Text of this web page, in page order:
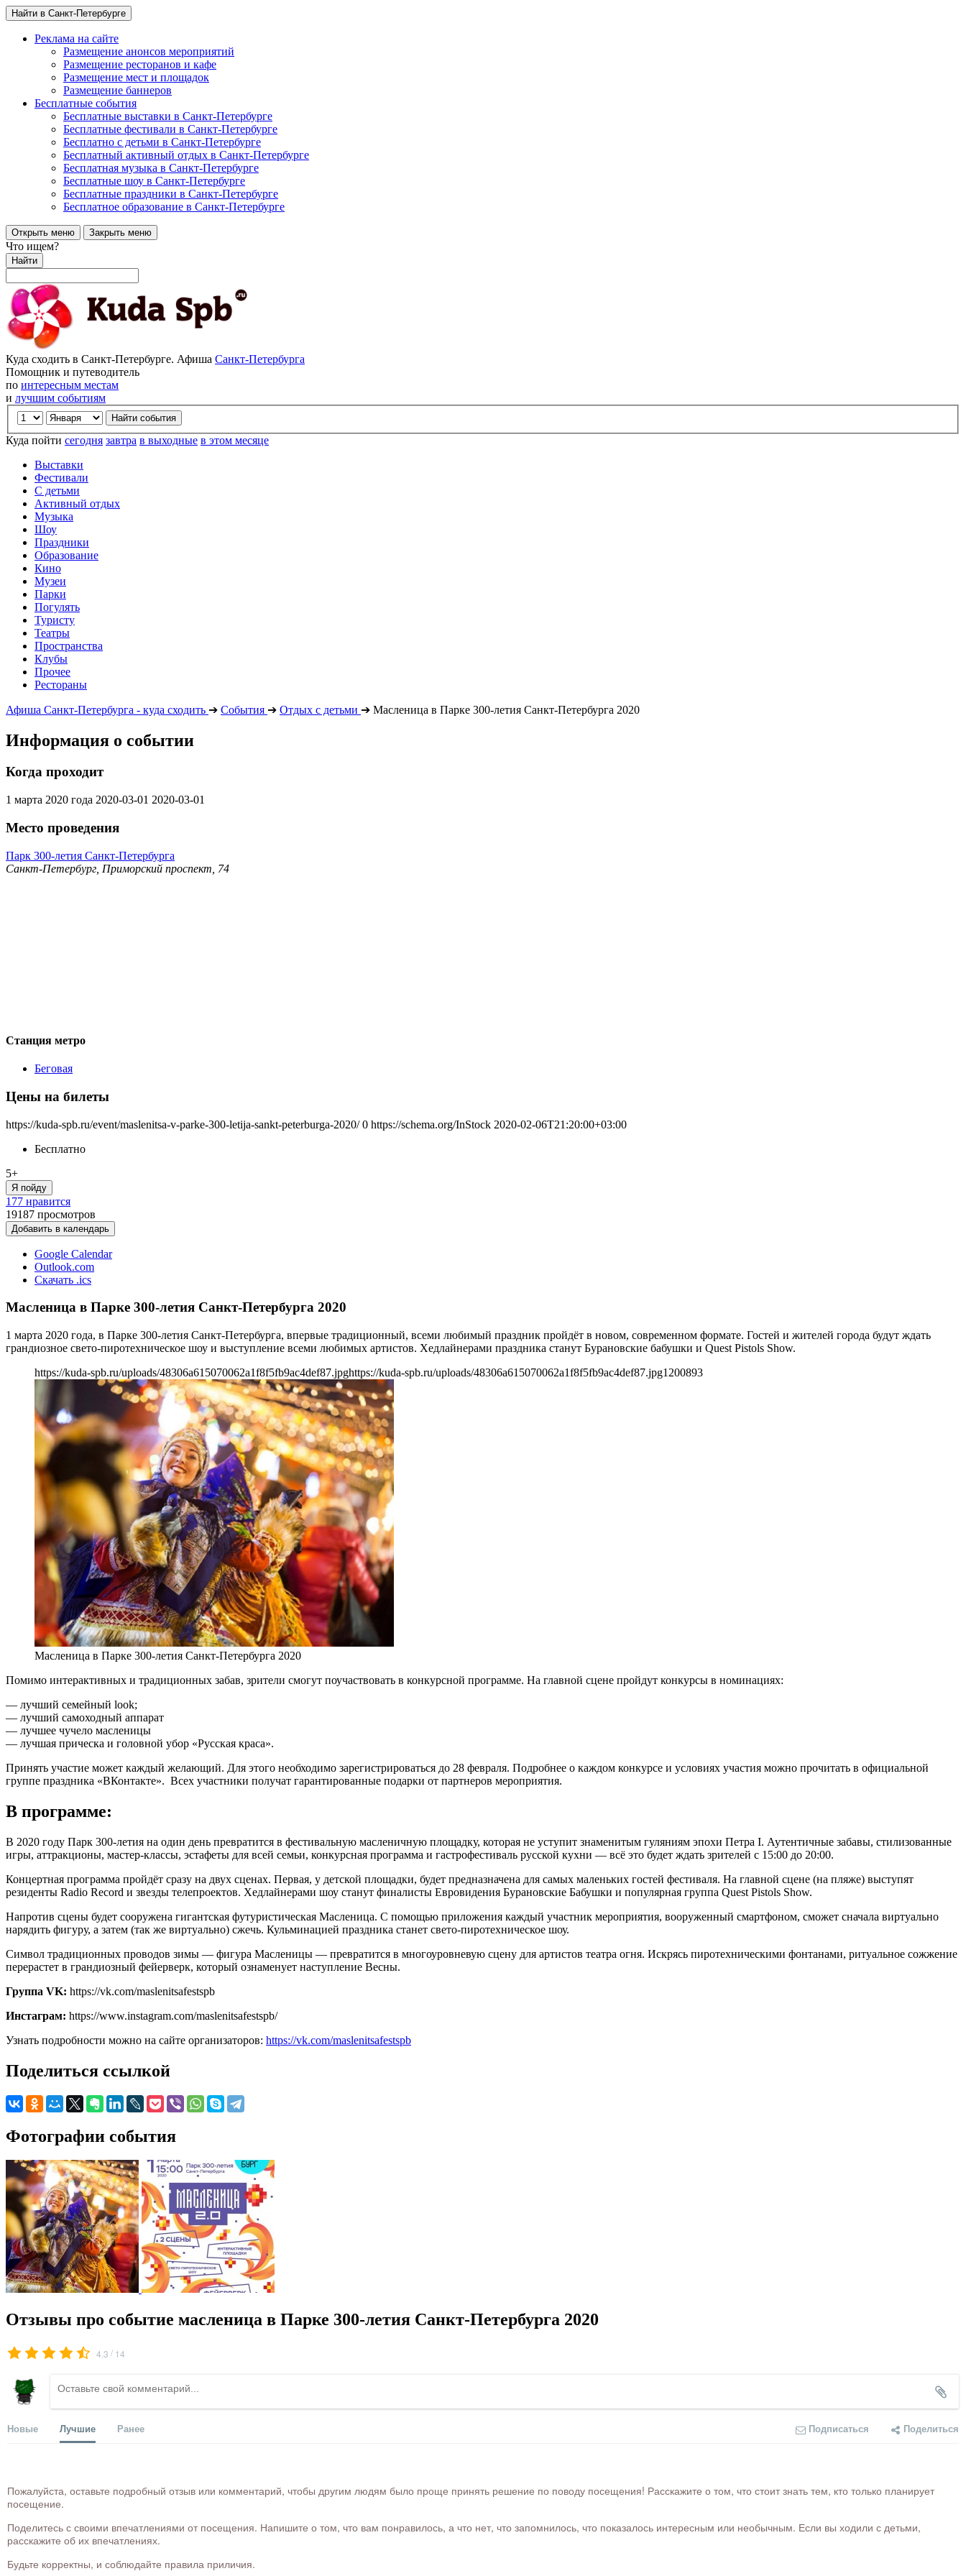
Найти в Санкт-Петербурге
Реклама на сайте
Размещение анонсов мероприятий
Размещение ресторанов и кафе
Размещение мест и площадок
Размещение баннеров
Бесплатные события
Бесплатные выставки в Санкт-Петербурге
Бесплатные фестивали в Санкт-Петербурге
Бесплатно с детьми в Санкт-Петербурге
Бесплатный активный отдых в Санкт-Петербурге
Бесплатная музыка в Санкт-Петербурге
Бесплатные шоу в Санкт-Петербурге
Бесплатные праздники в Санкт-Петербурге
Бесплатное образование в Санкт-Петербурге
Открыть меню Закрыть меню
Что ищем?
Найти
Куда сходить в Санкт-Петербурге. Афиша Санкт-Петербурга
Помощник и путеводитель
по интересным местам
и лучшим событиям
Куда пойти сегодня завтра в выходные в этом месяце
Выставки
Фестивали
С детьми
Активный отдых
Музыка
Шоу
Праздники
Образование
Кино
Музеи
Парки
Погулять
Туристу
Театры
Пространства
Клубы
Прочее
Рестораны
Афиша Санкт-Петербурга - куда сходить ➔ События ➔ Отдых с детьми ➔ Масленица в Парке 300-летия Санкт-Петербурга 2020
Информация о событии
Когда проходит
1 марта 2020 года 2020-03-01 2020-03-01
Место проведения
Парк 300-летия Санкт-Петербурга
Санкт-Петербург, Приморский проспект, 74
Станция метро
Беговая
Цены на билеты
https://kuda-spb.ru/event/maslenitsa-v-parke-300-letija-sankt-peterburga-2020/ 0 https://schema.org/InStock 2020-02-06T21:20:00+03:00
Бесплатно
5+
Я пойду
177 нравится
19187 просмотров
Добавить в календарь
Google Calendar
Outlook.com
Скачать .ics
Масленица в Парке 300-летия Санкт-Петербурга 2020
1 марта 2020 года, в Парке 300-летия Санкт-Петербурга, впервые традиционный, всеми любимый праздник пройдёт в новом, современном формате. Гостей и жителей города будут ждать
грандиозное свето-пиротехническое шоу и выступление всеми любимых артистов. Хедлайнерами праздника станут Бурановские бабушки и Quest Pistols Show.
https://kuda-spb.ru/uploads/48306a615070062a1f8f5fb9ac4def87.jpghttps://kuda-spb.ru/uploads/48306a615070062a1f8f5fb9ac4def87.jpg1200893
Масленица в Парке 300-летия Санкт-Петербурга 2020
Помимо интерактивных и традиционных забав, зрители смогут поучаствовать в конкурсной программе. На главной сцене пройдут конкурсы в номинациях:
— лучший семейный look;
— лучший самоходный аппарат
— лучшее чучело масленицы
— лучшая прическа и головной убор «Русская краса».
Принять участие может каждый желающий. Для этого необходимо зарегистрироваться до 28 февраля. Подробнее о каждом конкурсе и условиях участия можно прочитать в официальной
группе праздника «ВКонтакте». Всех участники получат гарантированные подарки от партнеров мероприятия.
В программе:
В 2020 году Парк 300-летия на один день превратится в фестивальную масленичную площадку, которая не уступит знаменитым гуляниям эпохи Петра I. Аутентичные забавы, стилизованные
игры, аттракционы, мастер-классы, эстафеты для всей семьи, конкурсная программа и гастрофестиваль русской кухни — всё это будет ждать зрителей с 15:00 до 20:00.
Концертная программа пройдёт сразу на двух сценах. Первая, у детской площадки, будет предназначена для самых маленьких гостей фестиваля. На главной сцене (на пляже) выступят
резиденты Radio Record и звезды телепроектов. Хедлайнерами шоу станут финалисты Евровидения Бурановские Бабушки и популярная группа Quest Pistols Show.
Напротив сцены будет сооружена гигантская футуристическая Масленица. С помощью приложения каждый участник мероприятия, вооруженный смартфоном, сможет сначала виртуально
нарядить фигуру, а затем (так же виртуально) сжечь. Кульминацией праздника станет свето-пиротехническое шоу.
Символ традиционных проводов зимы — фигура Масленицы — превратится в многоуровневую сцену для артистов театра огня. Искрясь пиротехническими фонтанами, ритуальное сожжение
перерастет в грандиозный фейерверк, который ознаменует наступление Весны.
Группа VK: https://vk.com/maslenitsafestspb
Инстаграм: https://www.instagram.com/maslenitsafestspb/
Узнать подробности можно на сайте организаторов: https://vk.com/maslenitsafestspb
Поделиться ссылкой
Фотографии события
Отзывы про событие масленица в Парке 300-летия Санкт-Петербурга 2020
4.3 / 14
Новые Лучшие Ранее Подписаться Поделиться
Пожалуйста, оставьте подробный отзыв или комментарий, чтобы другим людям было проще принять решение по поводу посещения! Расскажите о том, что стоит знать тем, кто только планирует
посещение.
Поделитесь с своими впечатлениями от посещения. Напишите о том, что вам понравилось, а что нет, что запомнилось, что показалось интересным или необычным. Если вы ходили с детьми,
расскажите об их впечатлениях.
Будьте корректны, и соблюдайте правила приличия.